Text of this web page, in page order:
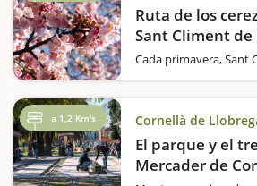
Ruta de los
Sant Climent
Cada primavera, Sant
localidad, situada a
Barcelona, ofrece
entre los campos
a 1,2 Km's Cornellà de
El parque y el
Mercader de